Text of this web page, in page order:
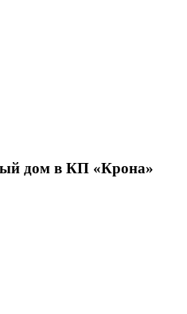
дом в КП «Крона»